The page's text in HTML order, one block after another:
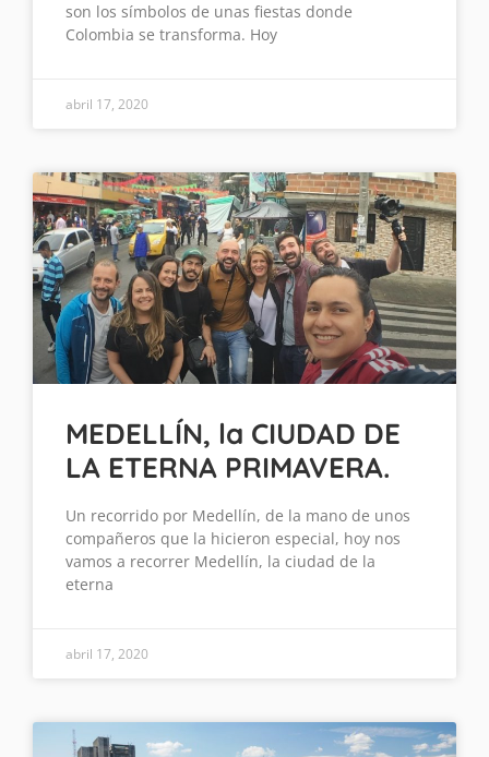
son los símbolos de unas fiestas donde
Colombia se transforma. Hoy
abril 17, 2020
MEDELLÍN, la CIUDAD DE
LA ETERNA PRIMAVERA.
Un recorrido por Medellín, de la mano de unos
compañeros que la hicieron especial, hoy nos
vamos a recorrer Medellín, la ciudad de la
eterna
abril 17, 2020